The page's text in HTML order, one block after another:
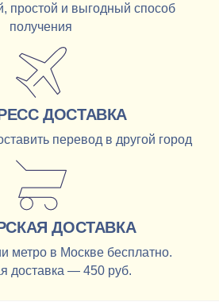
простой и выгодный способ
получения
ДОСТАВКА
перевод в другой город
ДОСТАВКА
метро в Москве бесплатно.
доставка — 450 руб.